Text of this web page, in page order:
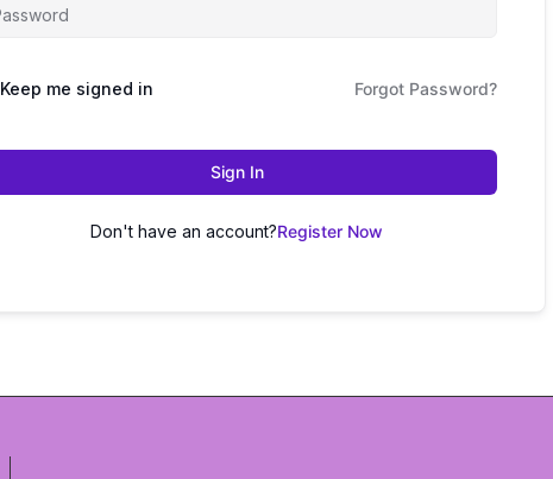
Keep me signed in Forgot Password?
Sign In
Don't have an account?Register Now